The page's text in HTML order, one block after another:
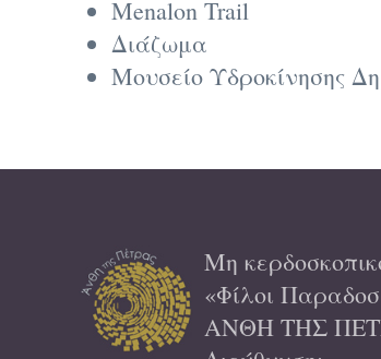
Menalon Trail
Διάζωμα
Μουσείο Υδροκίνησης
Μη
«Φίλοι
ΑΝΘΗ ΤΗΣ